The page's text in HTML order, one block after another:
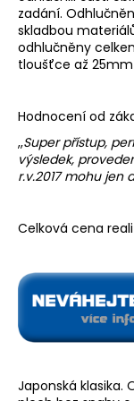
zadání.
skladbou
odhlučněny
tloušťce až
Hodnocení od
,,Super přístup,
výsledek,
r.v.2017 mohu jen
Celková cena
Japonská klasika.
a
j
í
?
D
p
o
u